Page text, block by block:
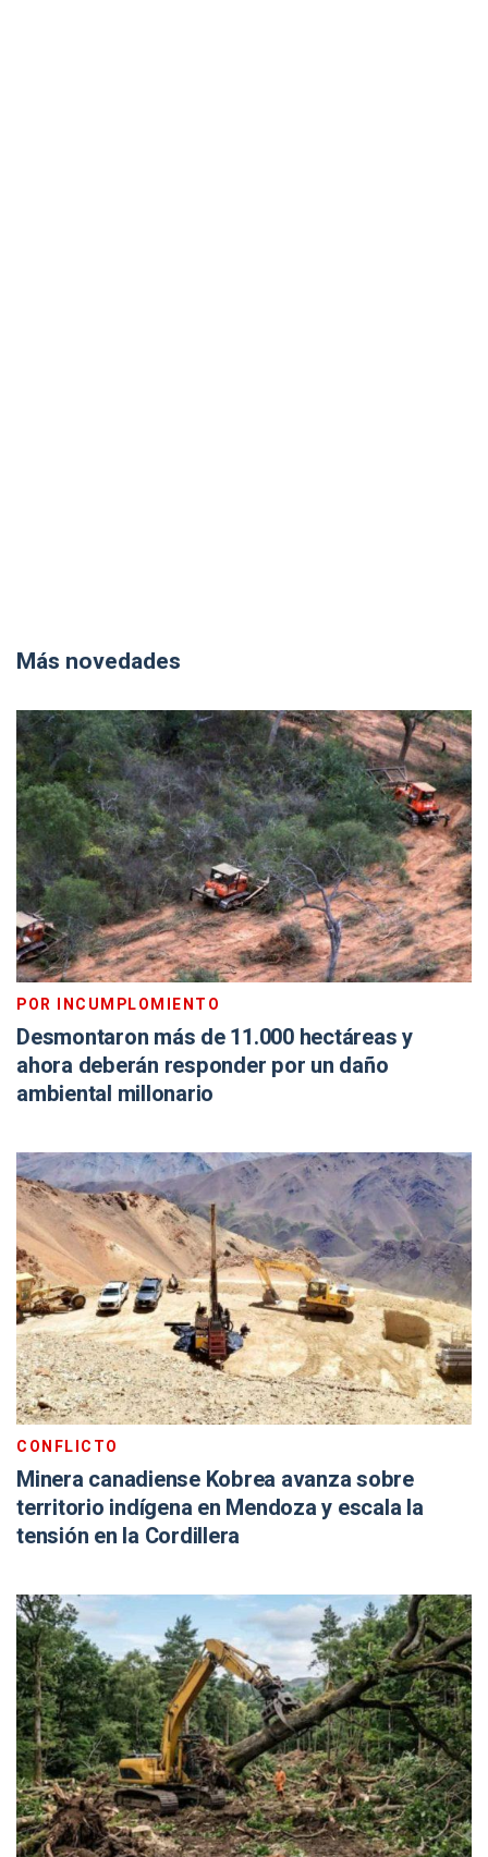
Más novedades
POR INCUMPLOMIENTO
Desmontaron más de 11.000 hectáreas y
ahora deberán responder por un daño
ambiental millonario
CONFLICTO
Minera canadiense Kobrea avanza sobre
territorio indígena en Mendoza y escala la
tensión en la Cordillera